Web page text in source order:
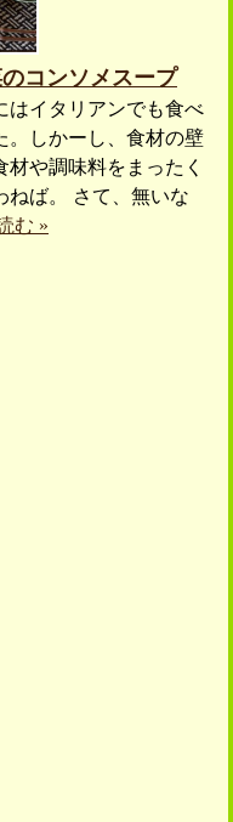
コンソメスープ
はイタリアンでも食べ
。しかーし、食材の壁
や調味料をまったく
ねば。 さて、無いな
む »